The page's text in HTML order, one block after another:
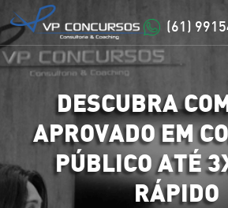
(61)
DESCUBRA
APROVADO EM
PÚBLICO ATÉ
RÁPIDO